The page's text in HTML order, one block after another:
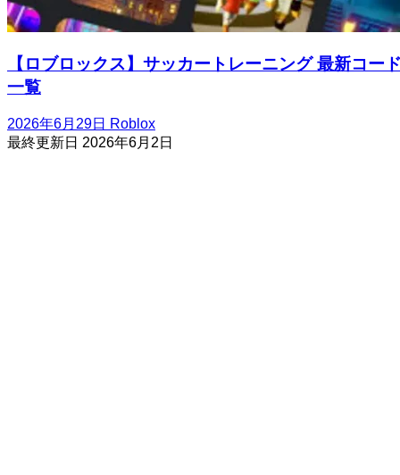
【ロブロックス】サッカートレーニング 最新コー
一覧
2026年6月29日 Roblox
最終更新日 2026年6月2日